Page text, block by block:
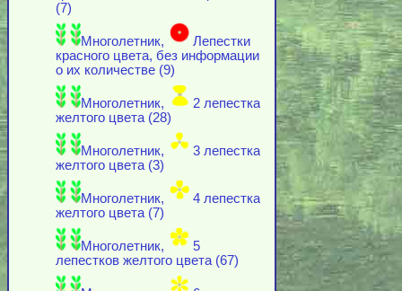
(7)
Многолетник,
Лепестки
красного цвета, без информации
о их количестве (9)
Многолетник,
2 лепестка
желтого цвета (28)
Многолетник,
3 лепестка
желтого цвета (3)
Многолетник,
4 лепестка
желтого цвета (7)
Многолетник,
5
лепестков желтого цвета (67)